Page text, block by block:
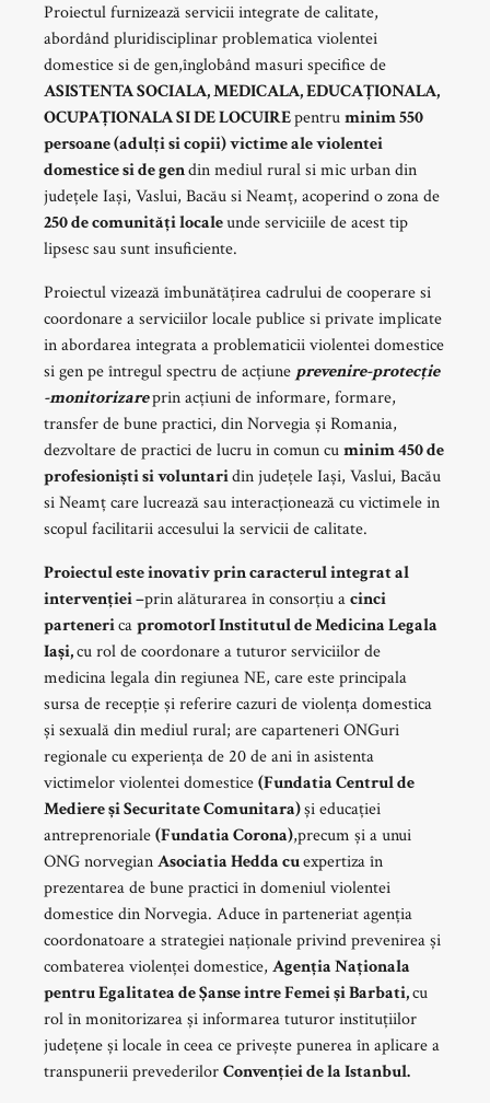
Proiectul furnizează servicii integrate de calitate,
abordând pluridisciplinar problematica violentei
domestice si de gen,înglobând masuri specifice de
ASISTENTA SOCIALA, MEDICALA, EDUCAȚIONALA,
OCUPAȚIONALA SI DE LOCUIREpentruminim 550
persoane (adulți si copii) victime ale violentei
domestice si de gendin mediul rural si mic urban din
județele Iași, Vaslui, Bacău si Neamț, acoperind o zona de
250 de comunități localeunde serviciile de acest tip
lipsesc sau sunt insuficiente.
Proiectul vizează îmbunătățirea cadrului de cooperare si
coordonare a serviciilor locale publice si private implicate
in abordarea integrata a problematicii violentei domestice
si gen pe întregul spectru de acțiune prevenire-protecție
-monitorizareprin acțiuni de informare, formare,
transfer de bune practici, din Norvegia și Romania,
dezvoltare de practici de lucru in comun cuminim 450 de
profesioniști si voluntaridin județele Iași, Vaslui, Bacău
si Neamț care lucrează sau interacționează cu victimele in
scopul facilitarii accesului la servicii de calitate.
Proiectul este inovativ prin caracterul integrat al
intervenției –prin alăturarea în consorțiu acinci
partenericapromotorI Institutul de Medicina Legala
Iași,cu rol de coordonare a tuturor serviciilor de
medicina legala din regiunea NE, care este principala
sursa de recepție și referire cazuri de violența domestica
și sexuală din mediul rural; are caparteneri ONGuri
regionale cu experiența de 20 de ani în asistenta
victimelor violentei domestice(Fundatia Centrul de
Mediere și Securitate Comunitara)și educației
antreprenoriale(Fundatia Corona),precum și a unui
ONG norvegianAsociatia Hedda cuexpertiza în
prezentarea de bune practici în domeniul violentei
domestice din Norvegia. Aduce în parteneriat agenția
coordonatoare a strategiei naționale privind prevenirea și
combaterea violenței domestice, Agenția Naționala
pentru Egalitatea de Șanse intre Femei și Barbati,cu
rol în monitorizarea și informarea tuturor instituțiilor
județene și locale în ceea ce privește punerea în aplicare a
transpunerii prevederilorConvenției de la Istanbul.